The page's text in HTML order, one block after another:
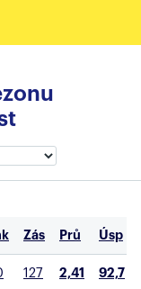
Zás Prů Úsp
127 2,41 92,7